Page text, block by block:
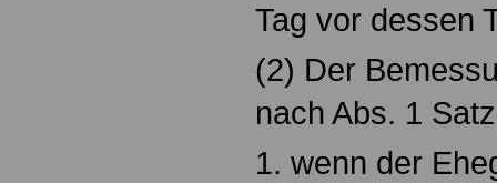
Tag vor dessen
(2) Der
nach Abs. 1
1. wenn der